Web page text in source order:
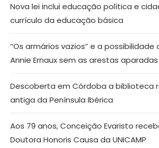
Nova lei inclui educação política e
currículo da educação básica
“Os armários vazios” e a
Annie Ernaux sem as arestas aparadas
Descoberta em Córdoba a biblioteca
antiga da Península Ibérica
Aos 79 anos, Conceição Evaristo
Doutora Honoris Causa da UNICAMP